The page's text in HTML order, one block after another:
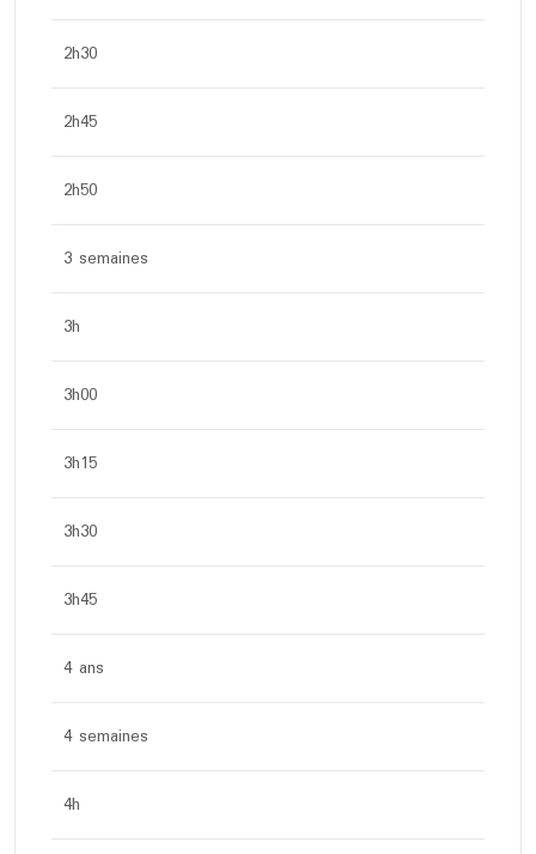
2h30
2h45
2h50
3 semaines
3h
3h00
3h15
3h30
3h45
4 ans
4 semaines
4h